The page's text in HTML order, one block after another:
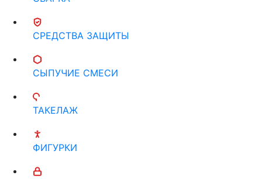
СРЕДСТВА ЗАЩИТЫ
СЫПУЧИЕ СМЕСИ
ТАКЕЛАЖ
ФИГУРКИ